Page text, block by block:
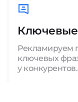
Рекламируем
ключевых
у конкурентов.